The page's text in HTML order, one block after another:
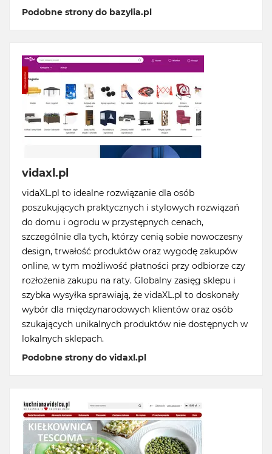
Podobne strony do bazylia.pl
vidaxl.pl
vidaXL.pl to idealne rozwiązanie dla osób
poszukujących praktycznych i stylowych rozwiązań
do domu i ogrodu w przystępnych cenach,
szczególnie dla tych, którzy cenią sobie nowoczesny
design, trwałość produktów oraz wygodę zakupów
online, w tym możliwość płatności przy odbiorze czy
rozłożenia zakupu na raty. Globalny zasięg sklepu i
szybka wysyłka sprawiają, że vidaXL.pl to doskonały
wybór dla międzynarodowych klientów oraz osób
szukających unikalnych produktów nie dostępnych w
lokalnych sklepach.
Podobne strony do vidaxl.pl